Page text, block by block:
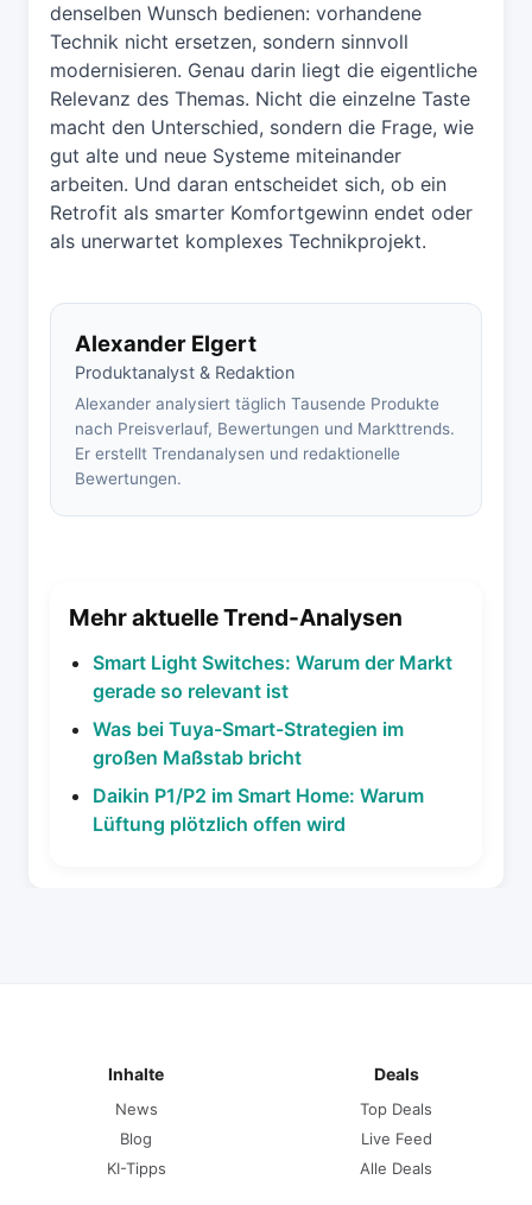
denselben Wunsch bedienen: vorhandene
Technik nicht ersetzen, sondern sinnvoll
modernisieren. Genau darin liegt die eigentliche
Relevanz des Themas. Nicht die einzelne Taste
macht den Unterschied, sondern die Frage, wie
gut alte und neue Systeme miteinander
arbeiten. Und daran entscheidet sich, ob ein
Retrofit als smarter Komfortgewinn endet oder
als unerwartet komplexes Technikprojekt.
Alexander Elgert
Produktanalyst & Redaktion
Alexander analysiert täglich Tausende Produkte
nach Preisverlauf, Bewertungen und Markttrends.
Er erstellt Trendanalysen und redaktionelle
Bewertungen.
Mehr aktuelle Trend-Analysen
Smart Light Switches: Warum der Markt
gerade so relevant ist
Was bei Tuya-Smart-Strategien im
großen Maßstab bricht
Daikin P1/P2 im Smart Home: Warum
Lüftung plötzlich offen wird
Inhalte
News
Blog
KI-Tipps
Deals
Top Deals
Live Feed
Alle Deals